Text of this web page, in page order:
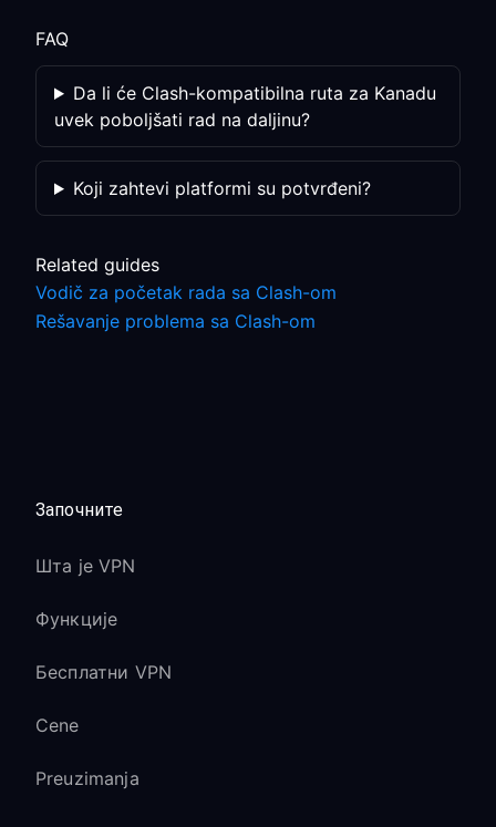
FAQ
Da li će Clash-kompatibilna ruta za Kanadu
uvek poboljšati rad na daljinu?
Koji zahtevi platformi su potvrđeni?
Related guides
Vodič za početak rada sa Clash-om
Rešavanje problema sa Clash-om
Започните
Шта је VPN
Функције
Бесплатни VPN
Cene
Preuzimanja